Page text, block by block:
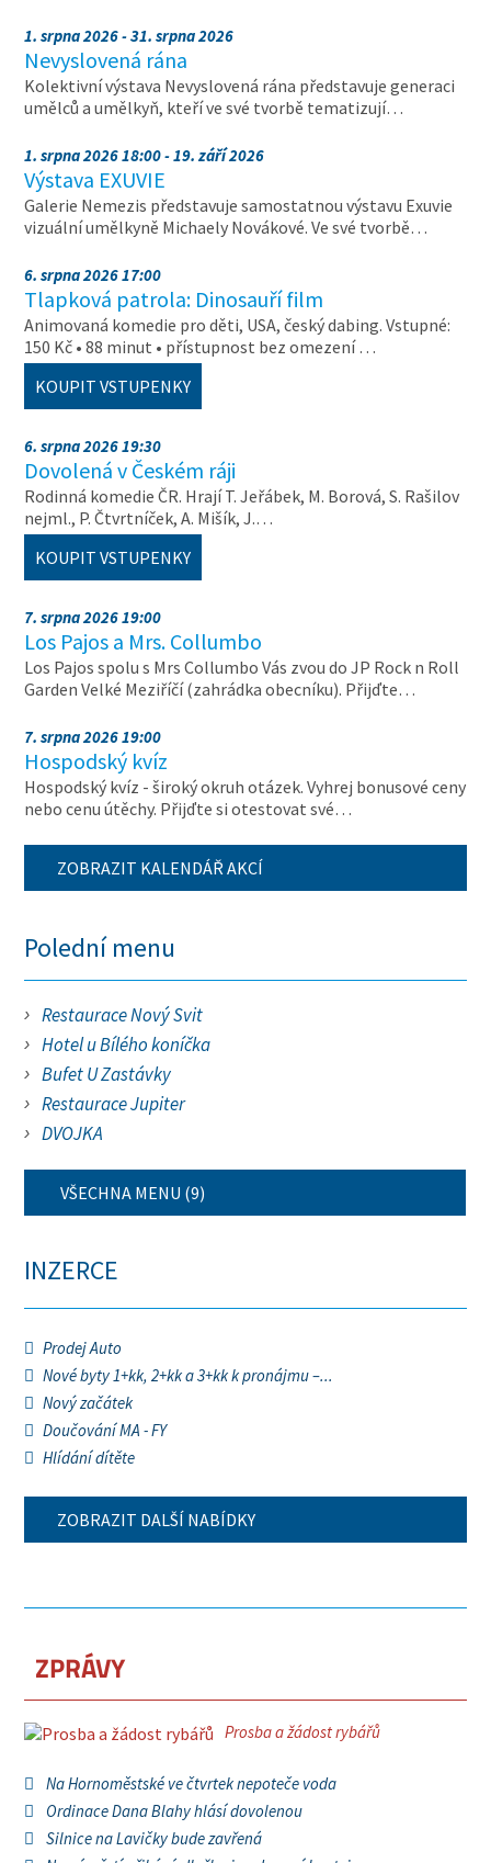
1. srpna 2026 - 31. srpna 2026
Nevyslovená rána
Kolektivní výstava Nevyslovená rána představuje generaci
umělců a umělkyň, kteří ve své tvorbě tematizují…
1. srpna 2026 18:00 - 19. září 2026
Výstava EXUVIE
Galerie Nemezis představuje samostatnou výstavu Exuvie
vizuální umělkyně Michaely Novákové. Ve své tvorbě…
6. srpna 2026 17:00
Tlapková patrola: Dinosauří film
Animovaná komedie pro děti, USA, český dabing. Vstupné:
150 Kč • 88 minut • přístupnost bez omezení …
KOUPIT VSTUPENKY
6. srpna 2026 19:30
Dovolená v Českém ráji
Rodinná komedie ČR. Hrají T. Jeřábek, M. Borová, S. Rašilov
nejml., P. Čtvrtníček, A. Mišík, J.…
KOUPIT VSTUPENKY
7. srpna 2026 19:00
Los Pajos a Mrs. Collumbo
Los Pajos spolu s Mrs Collumbo Vás zvou do JP Rock n Roll
Garden Velké Meziříčí (zahrádka obecníku). Přijďte…
7. srpna 2026 19:00
Hospodský kvíz
Hospodský kvíz - široký okruh otázek. Vyhrej bonusové ceny
nebo cenu útěchy. Přijďte si otestovat své…
ZOBRAZIT KALENDÁŘ AKCÍ
Polední menu
Restaurace Nový Svit
Hotel u Bílého koníčka
Bufet U Zastávky
Restaurace Jupiter
DVOJKA
VŠECHNA MENU (9)
INZERCE
Prodej Auto
Nové byty 1+kk, 2+kk a 3+kk k pronájmu –...
Nový začátek
Doučování MA - FY
Hlídání dítěte
ZOBRAZIT DALŠÍ NABÍDKY
ZPRÁVY
Prosba a žádost rybářů
Na Hornoměstské ve čtvrtek nepoteče voda
Ordinace Dana Blahy hlásí dovolenou
Silnice na Lavičky bude zavřená